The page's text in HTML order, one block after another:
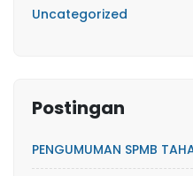
Uncategorized
Postingan
PENGUMUMAN SPMB